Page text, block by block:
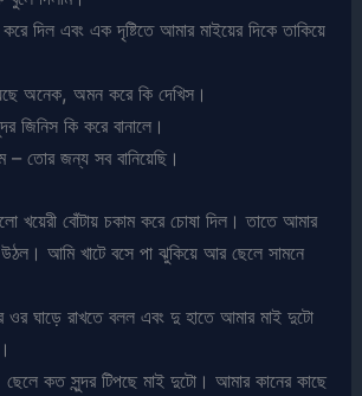
দিল এবং এক দৃষ্টিতে আমার মাইয়ের দিকে তাকিয়ে
অনেক, অমন করে কি দেখিস।
জিনিস কি করে বানালে।
– তোর জন্য সব বানিয়েছি।
খয়েরী বোঁটায় চকাম করে চোষা দিল। তাতে আমার
উঠল। আমি খাটে বসে পা ঝুকিয়ে আর ছেলে সামনে
ওর ঘাড়ে রাখতে বলল এবং দু হাতে আমার মাই দুটো
কত সুন্দর টিপছে মাই দুটো। আমার কানের কাছে